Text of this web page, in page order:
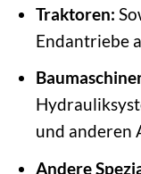
Traktoren:
Endantriebe
und anderen
Andere